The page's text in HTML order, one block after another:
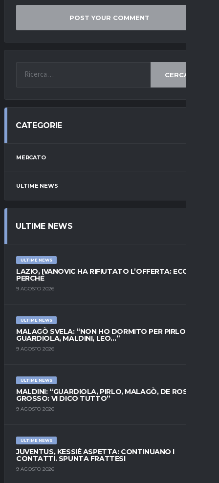
CERCA
CATEGORIE
MERCATO
ULTIME NEWS
ULTIME NEWS
ULTIME NEWS
LAZIO, IVANOVIC HA RIFIUTATO L’OFFERTA: ECCO
PERCHÉ
9 AGOSTO 2026
ULTIME NEWS
MALAGÒ SVELA: “NON HO DORMITO PER PIRLO.
GUARDIOLA, MALDINI, LEO…”
9 AGOSTO 2026
ULTIME NEWS
MALDINI: “GUARDIOLA, PIRLO, MALAGÒ, DE ROSSI E
GROSSO: VI DICO TUTTO”
9 AGOSTO 2026
ULTIME NEWS
JUVENTUS, KESSIÉ ASPETTA: CONTINUANO I
CONTATTI. SPUNTA FRATTESI
9 AGOSTO 2026